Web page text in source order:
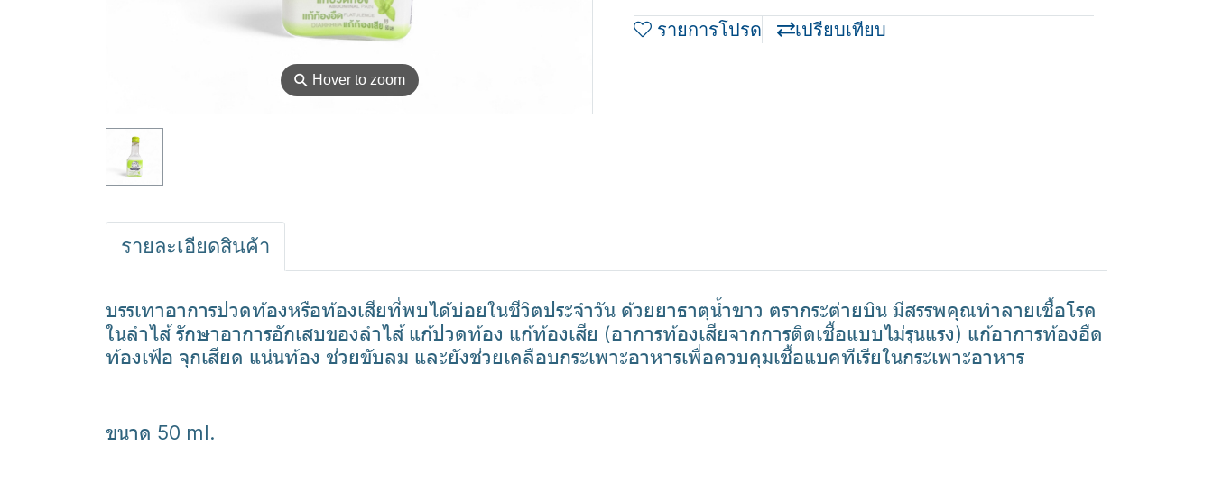
⚲ Hover to zoom
รายการโปรด เปรียบเทียบ
รายละเอียดสินค้า
บรรเทาอาการปวดท้องหรือท้องเสียที่พบได้บ่อยในชีวิตประจำวัน ด้วยยาธาตุน้ำขาว ตรากระต่ายบิน มีสรรพคุณทำลายเชื้อโรค
ในลำไส้ รักษาอาการอักเสบของลำไส้ แก้ปวดท้อง แก้ท้องเสีย (อาการท้องเสียจากการติดเชื้อแบบไม่รุนแรง) แก้อาการท้องอืด
ท้องเฟ้อ จุกเสียด แน่นท้อง ช่วยขับลม และยังช่วยเคลือบกระเพาะอาหารเพื่อควบคุมเชื้อแบคทีเรียในกระเพาะอาหาร
ขนาด 50 ml.